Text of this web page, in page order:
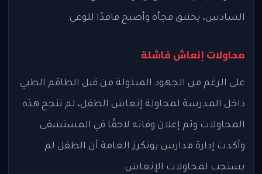
السادس، يختنق فجأة وأصبح فاقدًا للوعي.
محاولات إنعاش فاشلة
على الرغم من الجهود المبذولة من قبل الطاقم الطبي
داخل المدرسة لمحاولة إنعاش الطفل، لم تنجح هذه
المحاولات وتم إعلان وفاته لاحقًا في المستشفى.
وأكدت إدارة مدارس يونكرز العامة أن الطفل لم
يستجب لمحاولات الإنعاش.